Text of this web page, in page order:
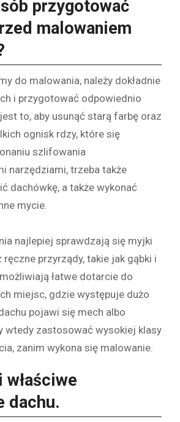
przygotować
malowaniem
do malowania, należy dokładnie
i przygotować odpowiednio
to, aby usunąć starą farbę oraz
ognisk rdzy, które się
szlifowania
narzędziami, trzeba także
dachówkę, a także wykonać
mycie.
najlepiej sprawdzają się myjki
przyrządy, takie jak gąbki i
łatwe dotarcie do
miejsc, gdzie występuje dużo
pojawi się mech albo
wtedy zastosować wysokiej klasy
zanim wykona się malowanie.
właściwe
dachu.